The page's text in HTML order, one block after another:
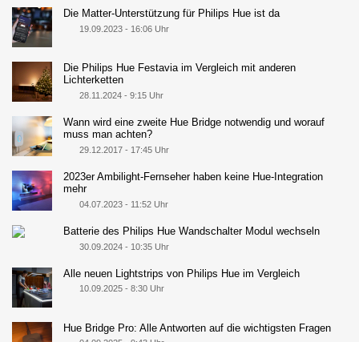
Die Matter-Unterstützung für Philips Hue ist da
19.09.2023 - 16:06 Uhr
Die Philips Hue Festavia im Vergleich mit anderen
Lichterketten
28.11.2024 - 9:15 Uhr
Wann wird eine zweite Hue Bridge notwendig und worauf
muss man achten?
29.12.2017 - 17:45 Uhr
2023er Ambilight-Fernseher haben keine Hue-Integration
mehr
04.07.2023 - 11:52 Uhr
Batterie des Philips Hue Wandschalter Modul wechseln
30.09.2024 - 10:35 Uhr
Alle neuen Lightstrips von Philips Hue im Vergleich
10.09.2025 - 8:30 Uhr
Hue Bridge Pro: Alle Antworten auf die wichtigsten Fragen